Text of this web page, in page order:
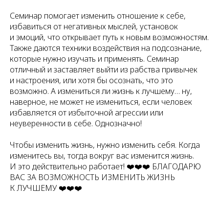
Семинар помогает изменить отношение к себе,
избавиться от негативных мыслей, установок
и эмоций, что открывает путь к новым возможностям.
Также даются техники воздействия на подсознание,
которые нужно изучать и применять. Семинар
отличный и заставляет выйти из рабства привычек
и настроения, или хотя бы осознать, что это
возможно. А измениться ли жизнь к лучшему… ну,
наверное, не может не измениться, если человек
избавляется от избыточной агрессии или
неуверенности в себе. Однозначно!
Чтобы изменить жизнь, нужно изменить себя. Когда
изменитесь вы, тогда вокруг вас изменится жизнь.
И это действительно работает! ❤️❤️❤️ БЛАГОДАРЮ
ВАС ЗА ВОЗМОЖНОСТЬ ИЗМЕНИТЬ ЖИЗНЬ
К ЛУЧШЕМУ ❤️❤️❤️